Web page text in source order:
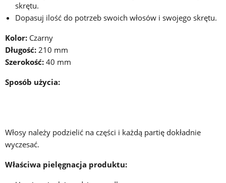
skrętu.
Dopasuj ilość do potrzeb swoich włosów i swojego skrętu.
Kolor: Czarny
Długość: 210 mm
Szerokość: 40 mm
Sposób użycia:
Włosy należy podzielić na części i każdą partię dokładnie
wyczesać.
Właściwa pielęgnacja produktu: